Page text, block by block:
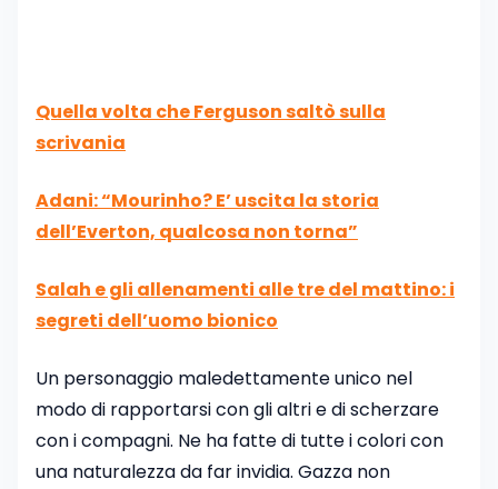
Quella volta che Ferguson saltò sulla
scrivania
Adani: “Mourinho? E’ uscita la storia
dell’Everton, qualcosa non torna”
Salah e gli allenamenti alle tre del mattino: i
segreti dell’uomo bionico
Un personaggio maledettamente unico nel
modo di rapportarsi con gli altri e di scherzare
con i compagni. Ne ha fatte di tutte i colori con
una naturalezza da far invidia. Gazza non